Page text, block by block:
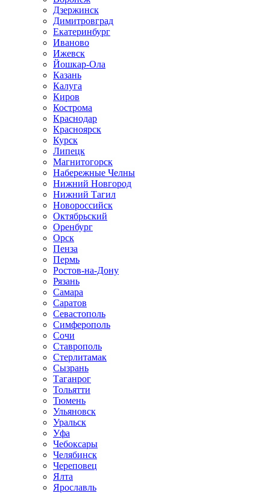
Дзержинск
Димитровград
Екатеринбург
Иваново
Ижевск
Йошкар-Ола
Казань
Калуга
Киров
Кострома
Краснодар
Красноярск
Курск
Липецк
Магнитогорск
Набережные Челны
Нижний Новгород
Нижний Тагил
Новороссийск
Октябрьский
Оренбург
Орск
Пенза
Пермь
Ростов-на-Дону
Рязань
Самара
Саратов
Севастополь
Симферополь
Сочи
Ставрополь
Стерлитамак
Сызрань
Таганрог
Тольятти
Тюмень
Ульяновск
Уральск
Уфа
Чебоксары
Челябинск
Череповец
Ялта
Ярославль